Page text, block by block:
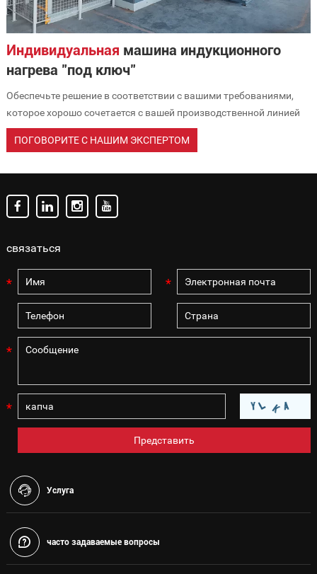
Индивидуальная машина индукционного
нагрева "под ключ"
Обеспечьте решение в соответствии с вашими требованиями,
которое хорошо сочетается с вашей производственной линией
ПОГОВОРИТЕ С НАШИМ ЭКСПЕРТОМ
связаться
Услуга
часто задаваемые вопросы